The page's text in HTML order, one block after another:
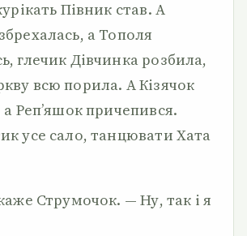
Півник став. А
а Тополя
глечик Дівчинка розбила,
всю порила. А Кізячок
а Реп’яшок причепився.
усе сало, танцювати Хата
Струмочок. — Ну, так і я